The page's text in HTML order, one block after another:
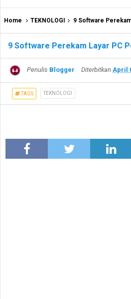
Home TEKNOLOGI 9 Software Perekam
9 Software Perekam Layar PC
Penulis Blogger Diterbitkan April
TAGS TEKNOLOGI